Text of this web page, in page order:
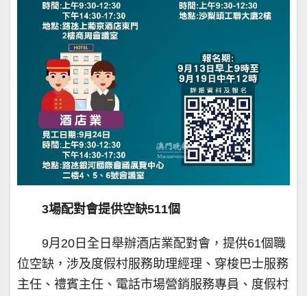
3場配對會提供空缺511個
9月20日全日舉辦酒店業配對會，提供61個職
位空缺，涉及度假村服務助理經理、穿梭巴士服務
主任、禮賓主任、電話市場營銷服務專員、度假村